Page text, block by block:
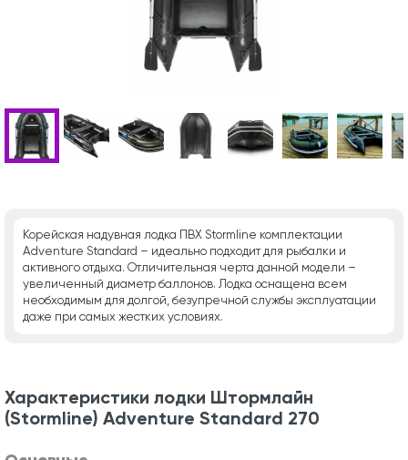
Корейская надувная лодка ПВХ Stormline комплектации
Adventure Standard – идеально подходит для рыбалки и
активного отдыха. Отличительная черта данной модели –
увеличенный диаметр баллонов. Лодка оснащена всем
необходимым для долгой, безупречной службы эксплуатации
даже при самых жестких условиях.
Характеристики лодки Штормлайн
(Stormline) Adventure Standard 270